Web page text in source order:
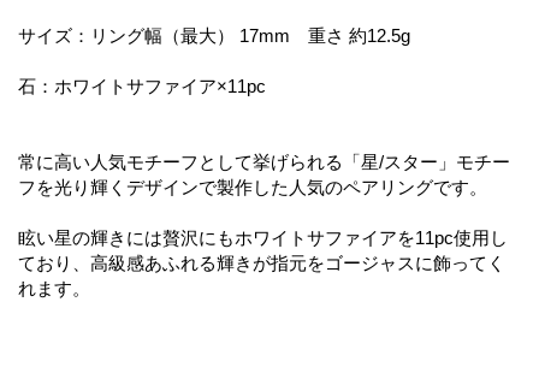
サイズ：リング幅（最大） 17mm 重さ 約12.5g
石：ホワイトサファイア×11pc
常に高い人気モチーフとして挙げられる「星/スター」モチー
フを光り輝くデザインで製作した人気のペアリングです。
眩い星の輝きには贅沢にもホワイトサファイアを11pc使用し
ており、高級感あふれる輝きが指元をゴージャスに飾ってく
れます。